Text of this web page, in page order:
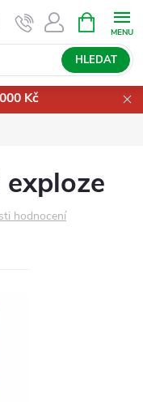
HLEDAT
NÁKUPNÍ
KOŠÍK
Kč
hodnocení